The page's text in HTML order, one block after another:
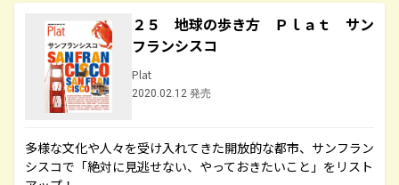
２５ 地球の歩き方 Ｐｌａｔ サン
フランシスコ
Plat
2020.02.12 発売
多様な文化や人々を受け入れてきた開放的な都市、サンフラン
シスコで「絶対に見逃せない、やっておきたいこと」をリスト